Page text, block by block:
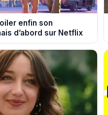
enfin son
d’abord sur Netflix